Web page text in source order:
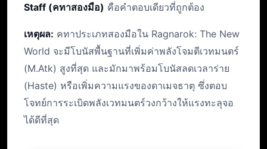
Staff (คทาสองมือ) คือคำตอบเดียวที่ถูกต้อง
เหตุผล: คทาประเภทสองมือใน Ragnarok: The New
World จะมีโบนัสพื้นฐานที่เพิ่มค่าพลังโจมตีเวทมนตร์
(M.Atk) สูงที่สุด และมักมาพร้อมโบนัสลดเวลาร่าย
(Haste) หรือเพิ่มความแรงของดาเมจธาตุ ซึ่งตอบ
โจทย์การระเบิดพลังเวทมนตร์วงกว้างให้แรงทะลุจอ
ได้ดีที่สุด